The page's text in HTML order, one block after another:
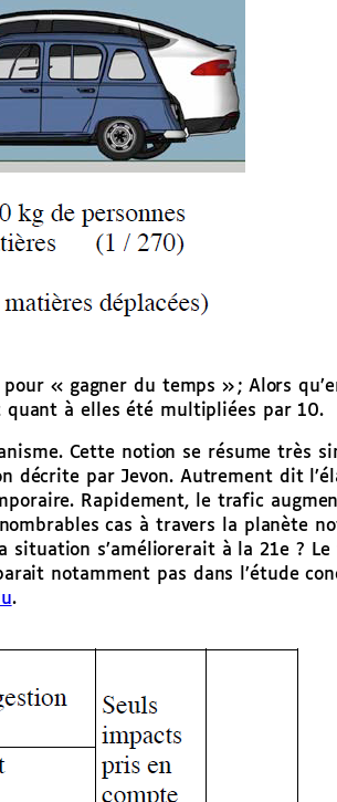
« gagner du temps » ; Alors
quant à elles été multipliées par 10.
Cette notion se résume très
par Jevon. Autrement dit
Rapidement, le trafic
cas à travers la planète
situation s’améliorerait à la 21e ?
notamment pas dans l’étude
.